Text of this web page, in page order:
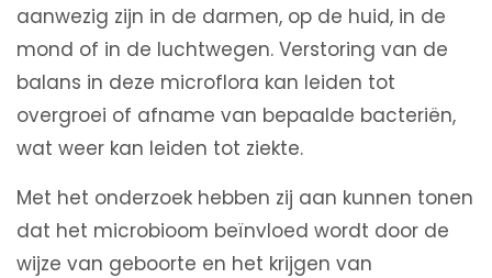
aanwezig zijn in de darmen, op de huid, in de
mond of in de luchtwegen. Verstoring van de
balans in deze microflora kan leiden tot
overgroei of afname van bepaalde bacteriën,
wat weer kan leiden tot ziekte.
Met het onderzoek hebben zij aan kunnen tonen
dat het microbioom beïnvloed wordt door de
wijze van geboorte en het krijgen van